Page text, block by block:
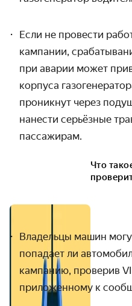
Если не провести
кампании,
при аварии может
корпуса
проникнут через
нанести серьёзные
пассажирам.
Что
Владельцы машин
попадает ли
кампанию, проверив
приложенному к